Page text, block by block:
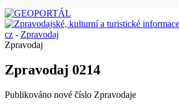
cz - Zpravodaj
Zpravodaj
Zpravodaj 0214
Publikováno nové číslo Zpravodaje